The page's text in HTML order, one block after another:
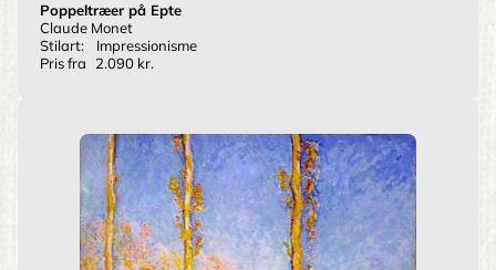
Poppeltræer på Epte
Claude Monet
Stilart:
Impressionisme
Pris fra
2.090 kr.